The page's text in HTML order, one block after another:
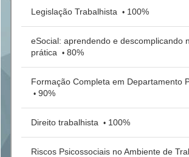
Legislação Trabalhista • 100%
eSocial: aprendendo e descomplicando
prática
• 80%
Formação Completa em Departamento
• 90%
Direito trabalhista • 100%
Riscos Psicossociais no Ambiente de